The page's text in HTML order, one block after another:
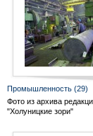
Промышленность (29)
Фото из архива
"Холуницкие зори"